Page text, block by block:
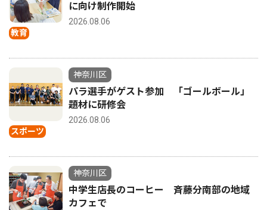
教育
に向け制作開始
2026.08.06
スポーツ
神奈川区
パラ選手がゲスト参加 「ゴールボール」
題材に研修会
2026.08.06
神奈川区
中学生店長のコーヒー 斉藤分南部の地域
カフェで